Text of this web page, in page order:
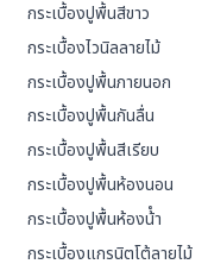
กระเบื้องปูพื้นสีขาว
กระเบื้องไวนิลลายไม้
กระเบื้องปูพื้นภายนอก
กระเบื้องปูพื้นกันลื่น
กระเบื้องปูพื้นสีเรียบ
กระเบื้องปูพื้นห้องนอน
กระเบื้องปูพื้นห้องน้ํา
กระเบื้องแกรนิตโต้ลายไม้